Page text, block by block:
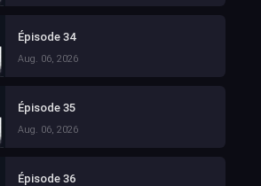
Épisode 34
Aug. 06, 2026
Épisode 35
Aug. 06, 2026
Épisode 36